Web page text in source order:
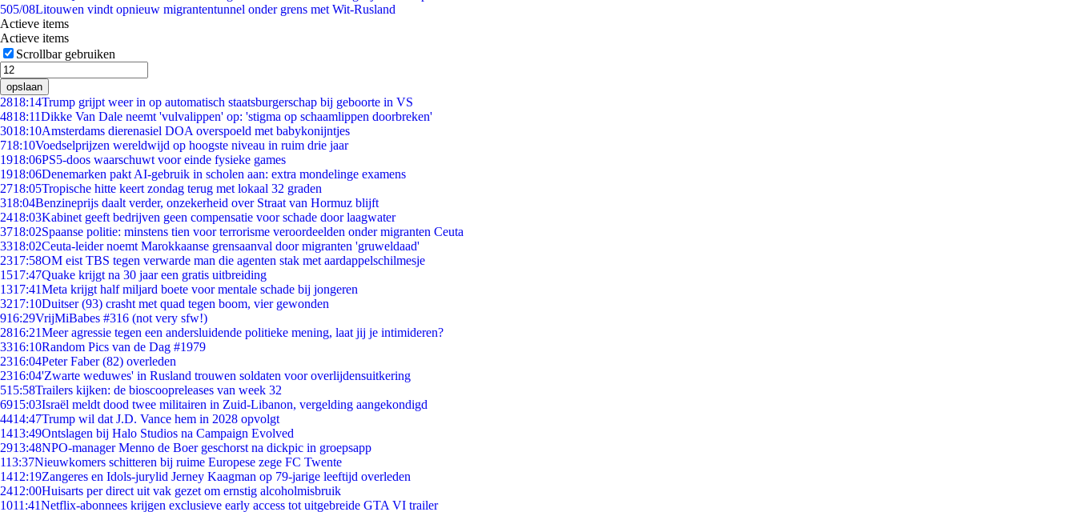
505/08Litouwen vindt opnieuw migrantentunnel onder grens met Wit-Rusland
Actieve items
Actieve items
Scrollbar gebruiken
opslaan
2818:14Trump grijpt weer in op automatisch staatsburgerschap bij geboorte in VS
4818:11Dikke Van Dale neemt 'vulvalippen' op: 'stigma op schaamlippen doorbreken'
3018:10Amsterdams dierenasiel DOA overspoeld met babykonijntjes
718:10Voedselprijzen wereldwijd op hoogste niveau in ruim drie jaar
1918:06PS5-doos waarschuwt voor einde fysieke games
1918:06Denemarken pakt AI-gebruik in scholen aan: extra mondelinge examens
2718:05Tropische hitte keert zondag terug met lokaal 32 graden
318:04Benzineprijs daalt verder, onzekerheid over Straat van Hormuz blijft
2418:03Kabinet geeft bedrijven geen compensatie voor schade door laagwater
3718:02Spaanse politie: minstens tien voor terrorisme veroordeelden onder migranten Ceuta
3318:02Ceuta-leider noemt Marokkaanse grensaanval door migranten 'gruweldaad'
2317:58OM eist TBS tegen verwarde man die agenten stak met aardappelschilmesje
1517:47Quake krijgt na 30 jaar een gratis uitbreiding
1317:41Meta krijgt half miljard boete voor mentale schade bij jongeren
3217:10Duitser (93) crasht met quad tegen boom, vier gewonden
916:29VrijMiBabes #316 (not very sfw!)
2816:21Meer agressie tegen een andersluidende politieke mening, laat jij je intimideren?
3316:10Random Pics van de Dag #1979
2316:04Peter Faber (82) overleden
2316:04'Zwarte weduwes' in Rusland trouwen soldaten voor overlijdensuitkering
515:58Trailers kijken: de bioscoopreleases van week 32
6915:03Israël meldt dood twee militairen in Zuid-Libanon, vergelding aangekondigd
4414:47Trump wil dat J.D. Vance hem in 2028 opvolgt
1413:49Ontslagen bij Halo Studios na Campaign Evolved
2913:48NPO-manager Menno de Boer geschorst na dickpic in groepsapp
113:37Nieuwkomers schitteren bij ruime Europese zege FC Twente
1412:19Zangeres en Idols-jurylid Jerney Kaagman op 79-jarige leeftijd overleden
2412:00Huisarts per direct uit vak gezet om ernstig alcoholmisbruik
1011:41Netflix-abonnees krijgen exclusieve early access tot uitgebreide GTA VI trailer